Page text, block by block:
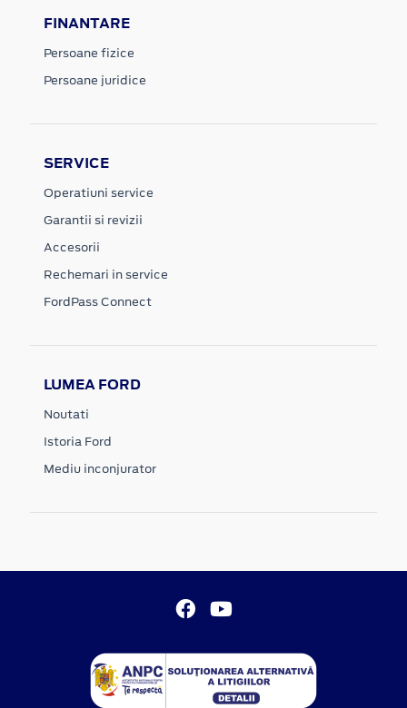
FINANTARE
Persoane fizice
Persoane juridice
SERVICE
Operatiuni service
Garantii si revizii
Accesorii
Rechemari in service
FordPass Connect
LUMEA FORD
Noutati
Istoria Ford
Mediu inconjurator